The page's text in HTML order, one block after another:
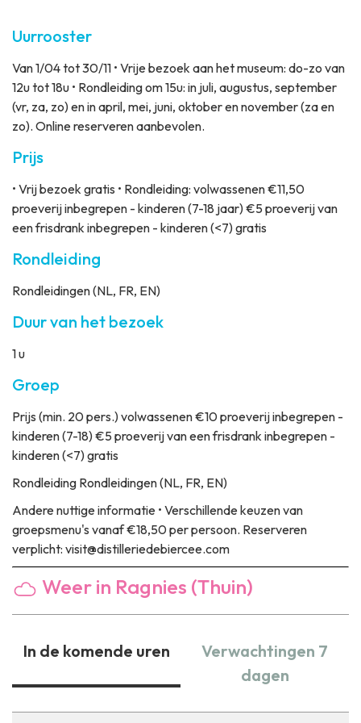
Uurrooster
Van 1/04 tot 30/11 • Vrije bezoek aan het museum: do-zo van
12u tot 18u • Rondleiding om 15u: in juli, augustus, september
(vr, za, zo) en in april, mei, juni, oktober en november (za en
zo). Online reserveren aanbevolen.
Prijs
• Vrij bezoek gratis • Rondleiding: volwassenen €11,50
proeverij inbegrepen - kinderen (7-18 jaar) €5 proeverij van
een frisdrank inbegrepen - kinderen (<7) gratis
Rondleiding
Rondleidingen (NL, FR, EN)
Duur van het bezoek
1 u
Groep
Prijs (min. 20 pers.) volwassenen €10 proeverij inbegrepen -
kinderen (7-18) €5 proeverij van een frisdrank inbegrepen -
kinderen (<7) gratis
Rondleiding Rondleidingen (NL, FR, EN)
Andere nuttige informatie • Verschillende keuzen van
groepsmenu's vanaf €18,50 per persoon. Reserveren
verplicht: visit@distilleriedebiercee.com
Weer in Ragnies (Thuin)
In de komende uren
Verwachtingen 7
dagen